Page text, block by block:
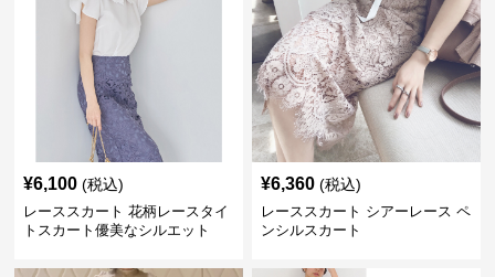
¥6,100 (税込)
レーススカート 花柄レースタイ
トスカート優美なシルエット
¥6,360 (税込)
レーススカート シアーレース ペ
ンシルスカート